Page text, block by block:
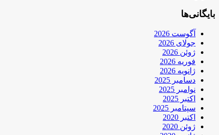
بایگانی‌ها
آگوست 2026
جولای 2026
ژوئن 2026
فوریه 2026
ژانویه 2026
دسامبر 2025
نوامبر 2025
اکتبر 2025
سپتامبر 2025
اکتبر 2020
ژوئن 2020